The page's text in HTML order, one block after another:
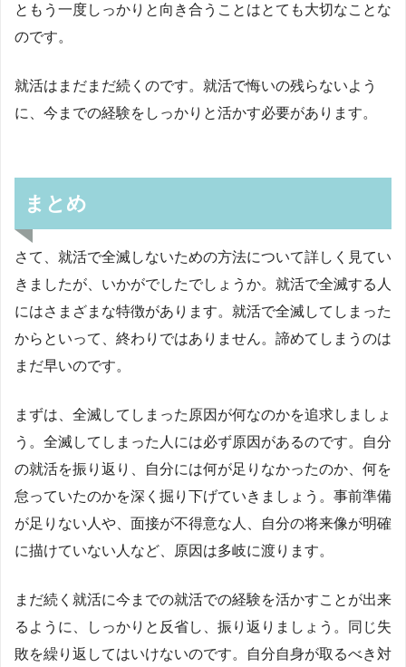
ともう一度しっかりと向き合うことはとても大切なことな
のです。
就活はまだまだ続くのです。就活で悔いの残らないよう
に、今までの経験をしっかりと活かす必要があります。
まとめ
さて、就活で全滅しないための方法について詳しく見てい
きましたが、いかがでしたでしょうか。就活で全滅する人
にはさまざまな特徴があります。就活で全滅してしまった
からといって、終わりではありません。諦めてしまうのは
まだ早いのです。
まずは、全滅してしまった原因が何なのかを追求しましょ
う。全滅してしまった人には必ず原因があるのです。自分
の就活を振り返り、自分には何が足りなかったのか、何を
怠っていたのかを深く掘り下げていきましょう。事前準備
が足りない人や、面接が不得意な人、自分の将来像が明確
に描けていない人など、原因は多岐に渡ります。
まだ続く就活に今までの就活での経験を活かすことが出来
るように、しっかりと反省し、振り返りましょう。同じ失
敗を繰り返してはいけないのです。自分自身が取るべき対